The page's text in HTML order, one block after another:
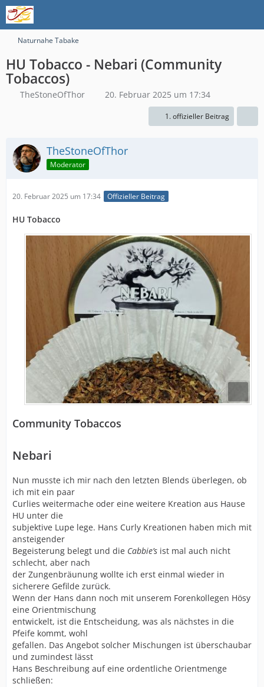
Naturnahe Tabake
HU Tobacco - Nebari (Community
Tobaccos)
TheStoneOfThor 20. Februar 2025 um 17:34
1. offizieller Beitrag
TheStoneOfThor
Moderator
20. Februar 2025 um 17:34 Offizieller Beitrag
HU Tobacco
Community Tobaccos
Nebari
Nun musste ich mir nach den letzten Blends überlegen, ob
ich mit ein paar
Curlies weitermache oder eine weitere Kreation aus Hause
HU unter die
subjektive Lupe lege. Hans Curly Kreationen haben mich mit
ansteigender
Begeisterung belegt und die Cabbie’s ist mal auch nicht
schlecht, aber nach
der Zungenbräunung wollte ich erst einmal wieder in
sicherere Gefilde zurück.
Wenn der Hans dann noch mit unserem Forenkollegen Hösy
eine Orientmischung
entwickelt, ist die Entscheidung, was als nächstes in die
Pfeife kommt, wohl
gefallen. Das Angebot solcher Mischungen ist überschaubar
und zumindest lässt
Hans Beschreibung auf eine ordentliche Orientmenge
schließen: